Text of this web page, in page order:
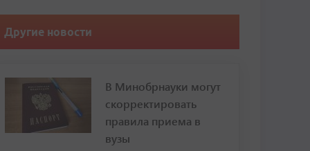
Другие новости
В Минобрнауки могут
скорректировать
правила приема в
вузы